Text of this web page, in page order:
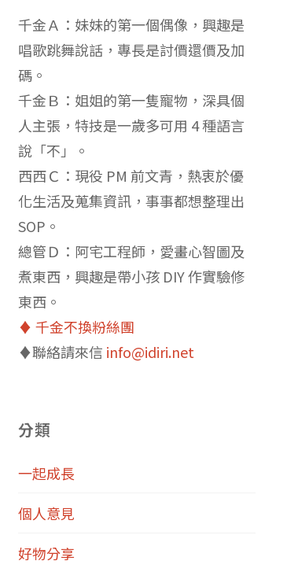
千金Ａ：妹妹的第一個偶像，興趣是
唱歌跳舞說話，專長是討價還價及加
碼。
千金Ｂ：姐姐的第一隻寵物，深具個
人主張，特技是一歲多可用 4 種語言
說「不」。
西西Ｃ：現役 PM 前文青，熱衷於優
化生活及蒐集資訊，事事都想整理出
SOP。
總管Ｄ：阿宅工程師，愛畫心智圖及
煮東西，興趣是帶小孩 DIY 作實驗修
東西。
♦️ 千金不換粉絲團
♦️聯絡請來信 info@idiri.net
分類
一起成長
個人意見
好物分享